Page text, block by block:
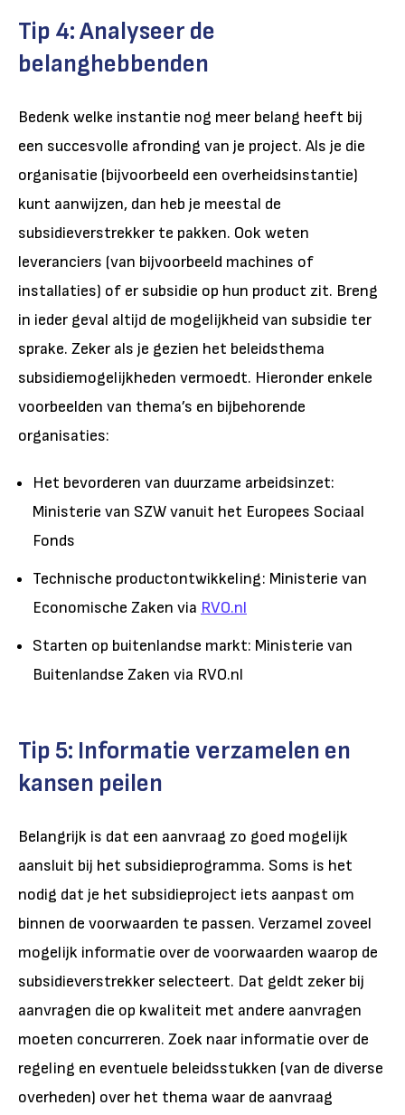
Tip 4: Analyseer de
belanghebbenden
Bedenk welke instantie nog meer belang heeft bij
een succesvolle afronding van je project. Als je die
organisatie (bijvoorbeeld een overheidsinstantie)
kunt aanwijzen, dan heb je meestal de
subsidieverstrekker te pakken. Ook weten
leveranciers (van bijvoorbeeld machines of
installaties) of er subsidie op hun product zit. Breng
in ieder geval altijd de mogelijkheid van subsidie ter
sprake. Zeker als je gezien het beleidsthema
subsidiemogelijkheden vermoedt. Hieronder enkele
voorbeelden van thema’s en bijbehorende
organisaties:
Het bevorderen van duurzame arbeidsinzet:
Ministerie van SZW vanuit het Europees Sociaal
Fonds
Technische productontwikkeling: Ministerie van
Economische Zaken via RVO.nl
Starten op buitenlandse markt: Ministerie van
Buitenlandse Zaken via RVO.nl
Tip 5: Informatie verzamelen en
kansen peilen
Belangrijk is dat een aanvraag zo goed mogelijk
aansluit bij het subsidieprogramma. Soms is het
nodig dat je het subsidieproject iets aanpast om
binnen de voorwaarden te passen. Verzamel zoveel
mogelijk informatie over de voorwaarden waarop de
subsidieverstrekker selecteert. Dat geldt zeker bij
aanvragen die op kwaliteit met andere aanvragen
moeten concurreren. Zoek naar informatie over de
regeling en eventuele beleidsstukken (van de diverse
overheden) over het thema waar de aanvraag